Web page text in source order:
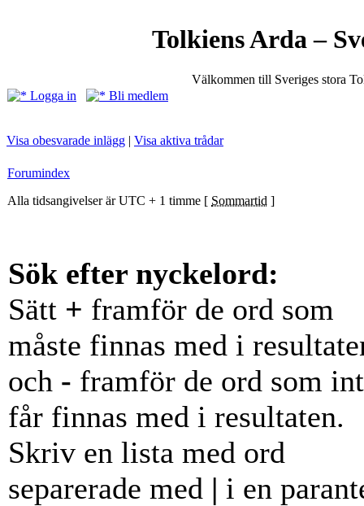
Tolkiens Arda –
Välkommen till Sveriges stora
Logga in
Bli medlem
Visa obesvarade inlägg | Visa aktiva trådar
Forumindex
Alla tidsangivelser är UTC + 1 timme [ Sommartid ]
Sök efter nyckelord:
Sätt + framför de ord som
måste finnas med i
och - framför de ord som
får finnas med i resultaten.
Skriv en lista med ord
separerade med | i en